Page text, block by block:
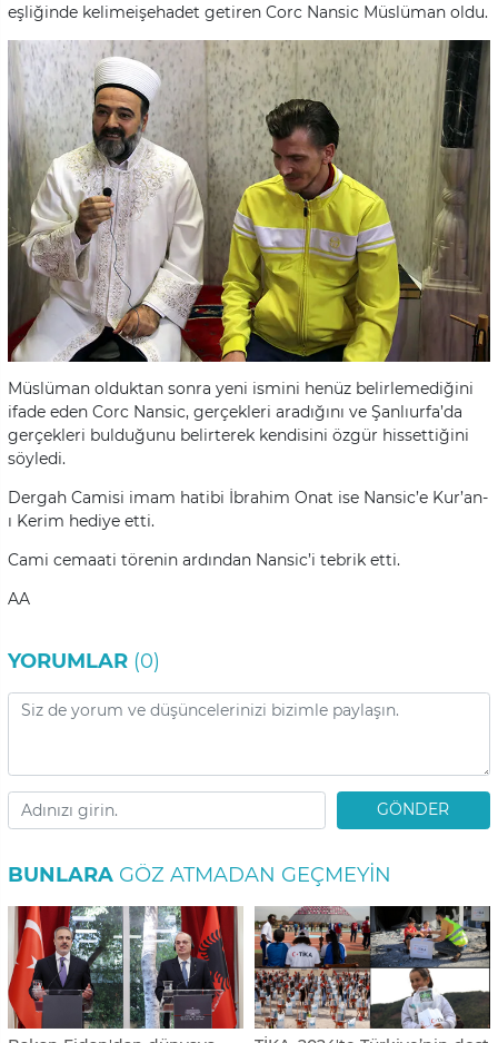
eşliğinde kelimeişehadet getiren Corc Nansic Müslüman oldu.
Müslüman olduktan sonra yeni ismini henüz belirlemediğini
ifade eden Corc Nansic, gerçekleri aradığını ve Şanlıurfa’da
gerçekleri bulduğunu belirterek kendisini özgür hissettiğini
söyledi.
Dergah Camisi imam hatibi İbrahim Onat ise Nansic’e Kur’an-
ı Kerim hediye etti.
Cami cemaati törenin ardından Nansic’i tebrik etti.
AA
YORUMLAR (0)
GÖNDER
BUNLARA GÖZ ATMADAN GEÇMEYIN